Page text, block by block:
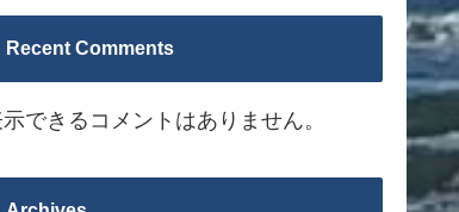
Recent Comments
できるコメントはありません。